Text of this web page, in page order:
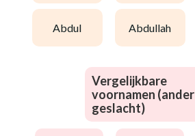
abdul abdullah
Vergelijkbare
voornamen (ander
geslacht)